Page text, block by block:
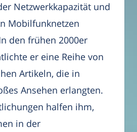
Netzwerkkapazität und
Mobilfunknetzen
den frühen 2000er
er eine Reihe von
Artikeln, die in
Ansehen erlangten.
halfen ihm,
in der